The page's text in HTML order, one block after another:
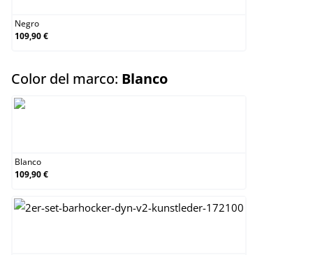
Negro
109,90 €
Color del marco: Blancoselect
Blanco
109,90 €